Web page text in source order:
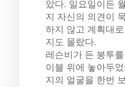
았다. 일요일이든
지 자신의 의견이
하지 않고 계획대
지도 몰랐다.
레슨비가 든 봉투
이블 위에 놓아두
지의 얼굴을 한번